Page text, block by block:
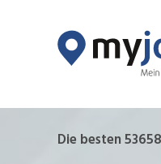
Die besten